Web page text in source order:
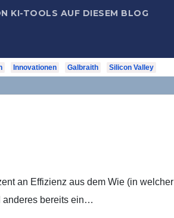
KI-TOOLS AUF DIESEM BLOG
Innovationen Galbraith Silicon Valley
an Effizienz aus dem Wie (in welcher
anderes bereits ein…